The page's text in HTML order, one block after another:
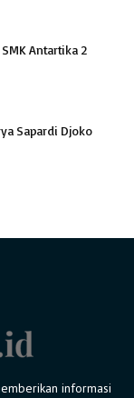
Antartika 2
Sapardi Djoko
informasi